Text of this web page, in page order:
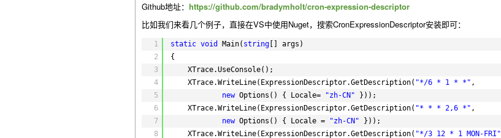
Github地址： https://github.com/bradymholt/cron-expression-descriptor
比如我们来看几个例子，直接在VS中使用Nuget，搜索CronExpressionDescriptor安装即可：
1
2
3
4
5
6
7
8
static void Main( string [] args)
{
XTrace.UseConsole();
XTrace.WriteLine(ExpressionDescriptor.GetDescription( "*/6 * 1 * *" ,
new Options() { Locale= "zh-CN"
}));
XTrace.WriteLine(ExpressionDescriptor.GetDescription( "* * * 2,6 *" ,
new Options() { Locale = "zh-CN"
}));
XTrace.WriteLine(ExpressionDescriptor.GetDescription( "*/3 12 * 1 MON-FRI"